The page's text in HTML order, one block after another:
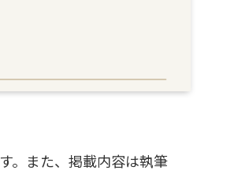
。また、掲載内容は執筆